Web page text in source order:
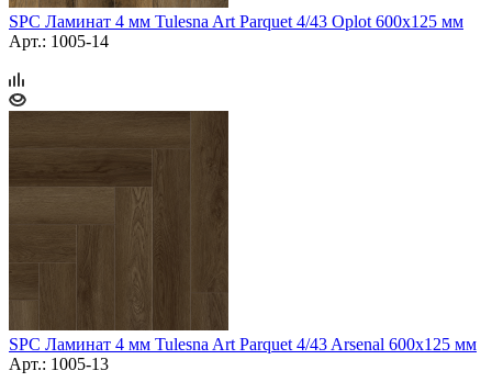
SPC Ламинат 4 мм Tulesna Art Parquet 4/43 Oplot 600х125 мм
Арт.: 1005-14
SPC Ламинат 4 мм Tulesna Art Parquet 4/43 Arsenal 600х125 мм
Арт.: 1005-13